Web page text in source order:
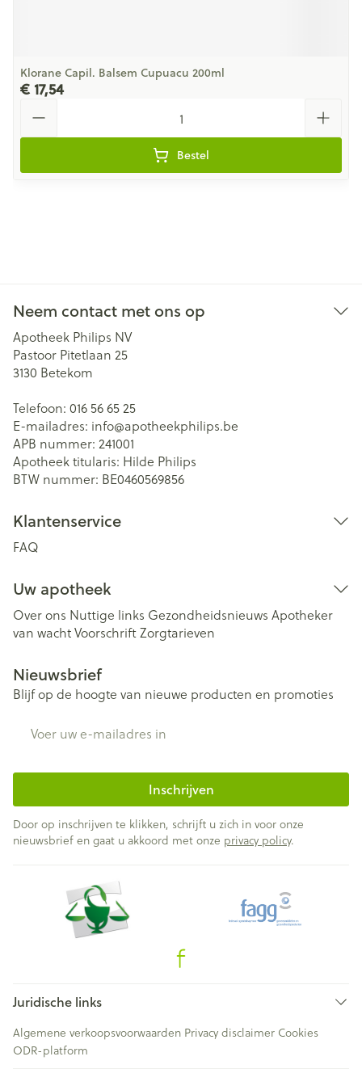
Klorane Capil. Balsem Cupuacu 200ml
€ 17,54
Bestel
Neem contact met ons op
Apotheek Philips NV
Pastoor Pitetlaan 25
3130 Betekom
Telefoon: 016 56 65 25
E-mailadres: info@apotheekphilips.be
APB nummer: 241001
Apotheek titularis: Hilde Philips
BTW nummer: BE0460569856
Klantenservice
FAQ
Uw apotheek
Over ons Nuttige links Gezondheidsnieuws Apotheker
van wachtVoorschriftZorgtarieven
Nieuwsbrief
Blijf op de hoogte van nieuwe producten en promoties
Inschrijven
Door op inschrijven te klikken, schrijft u zich in voor onze
nieuwsbrief en gaat u akkoord met onze privacy policy.
Juridische links
Algemene verkoopsvoorwaarden Privacy disclaimer Cookies
ODR-platform